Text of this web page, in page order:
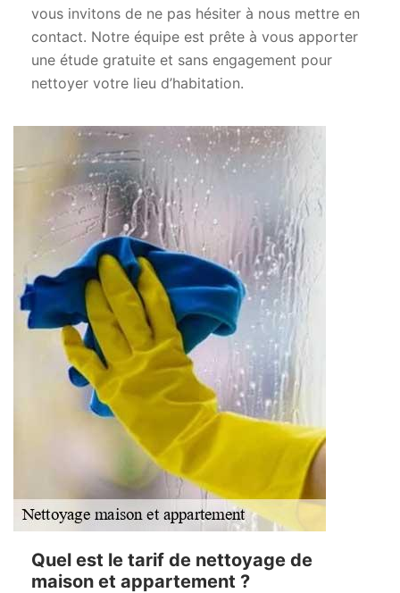
vous invitons de ne pas hésiter à nous mettre en
contact. Notre équipe est prête à vous apporter
une étude gratuite et sans engagement pour
nettoyer votre lieu d’habitation.
Quel est le tarif de nettoyage de
maison et appartement ?